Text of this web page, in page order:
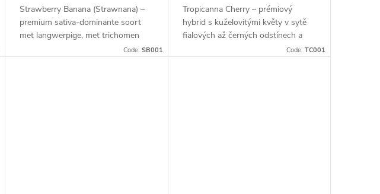
Strawberry Banana (Strawnana) –
premium sativa-dominante soort
met langwerpige, met trichomen
bedekte bloemen. Intens fruitig
Code: SB001
Tropicanna Cherry – prémiový
hybrid s kuželovitými květy v sytě
fialových až černých odstínech a
hustou vrstvou trichomů. Intenzivní
Code: TC001